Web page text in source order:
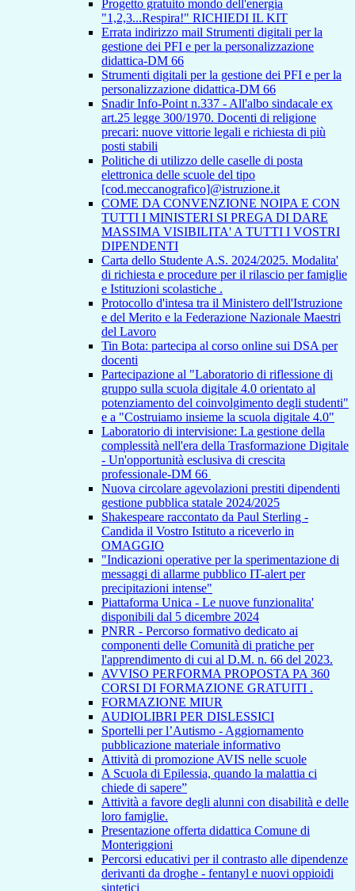
Progetto gratuito mondo dell'energia
"1,2,3...Respira!" RICHIEDI IL KIT
Errata indirizzo mail Strumenti digitali per la
gestione dei PFI e per la personalizzazione
didattica-DM 66
Strumenti digitali per la gestione dei PFI e per la
personalizzazione didattica-DM 66
Snadir Info-Point n.337 - All'albo sindacale ex
art.25 legge 300/1970. Docenti di religione
precari: nuove vittorie legali e richiesta di più
posti stabili
Politiche di utilizzo delle caselle di posta
elettronica delle scuole del tipo
[cod.meccanografico]@istruzione.it
COME DA CONVENZIONE NOIPA E CON
TUTTI I MINISTERI SI PREGA DI DARE
MASSIMA VISIBILITA' A TUTTI I VOSTRI
DIPENDENTI
Carta dello Studente A.S. 2024/2025. Modalita'
di richiesta e procedure per il rilascio per famiglie
e Istituzioni scolastiche .
Protocollo d'intesa tra il Ministero dell'Istruzione
e del Merito e la Federazione Nazionale Maestri
del Lavoro
Tin Bota: partecipa al corso online sui DSA per
docenti
Partecipazione al "Laboratorio di riflessione di
gruppo sulla scuola digitale 4.0 orientato al
potenziamento del coinvolgimento degli studenti"
e a "Costruiamo insieme la scuola digitale 4.0"
Laboratorio di intervisione: La gestione della
complessità nell'era della Trasformazione Digitale
- Un'opportunità esclusiva di crescita
professionale-DM 66
Nuova circolare agevolazioni prestiti dipendenti
gestione pubblica statale 2024/2025
Shakespeare raccontato da Paul Sterling -
Candida il Vostro Istituto a riceverlo in
OMAGGIO
"Indicazioni operative per la sperimentazione di
messaggi di allarme pubblico IT-alert per
precipitazioni intense"
Piattaforma Unica - Le nuove funzionalita'
disponibili dal 5 dicembre 2024
PNRR - Percorso formativo dedicato ai
componenti delle Comunità di pratiche per
l'apprendimento di cui al D.M. n. 66 del 2023.
AVVISO PERFORMA PROPOSTA PA 360
CORSI DI FORMAZIONE GRATUITI .
FORMAZIONE MIUR
AUDIOLIBRI PER DISLESSICI
Sportelli per l’Autismo - Aggiornamento
pubblicazione materiale informativo
Attività di promozione AVIS nelle scuole
A Scuola di Epilessia, quando la malattia ci
chiede di sapere”
Attività a favore degli alunni con disabilità e delle
loro famiglie.
Presentazione offerta didattica Comune di
Monteriggioni
Percorsi educativi per il contrasto alle dipendenze
derivanti da droghe - fentanyl e nuovi oppioidi
sintetici